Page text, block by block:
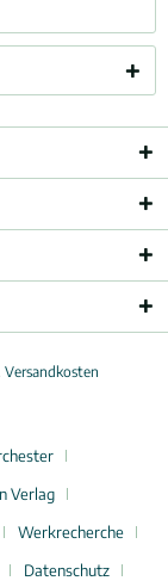
Versandkosten
Verlag
Werkrecherche
Datenschutz